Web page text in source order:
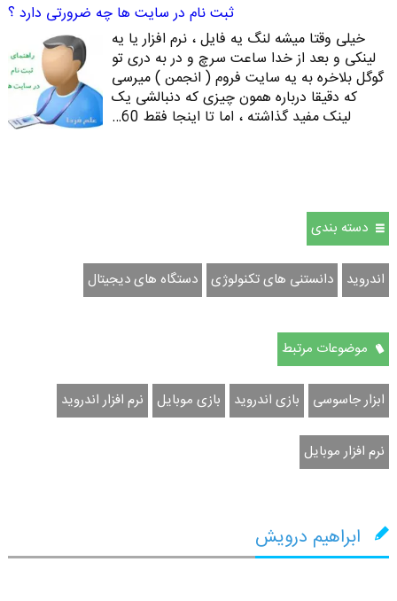
ثبت نام در سایت ها چه ضرورتی دارد ؟
خیلی وقتا میشه لنگ یه فایل ، نرم افزار یا یه
لینکی و بعد از خدا ساعت سرچ و در به دری تو
گوگل بلاخره به یه سایت فروم ( انجمن ) میرسی
که دقیقا درباره همون چیزی که دنبالشی یک
لینک مفید گذاشته ، اما تا اینجا فقط 60…
دسته بندی
اندروید دانستنی های تکنولوژی دستگاه های دیجیتال
موضوعات مرتبط
ابزار جاسوسی بازی اندروید بازی موبایل نرم افزار اندروید
نرم افزار موبایل
ابراهیم درویش